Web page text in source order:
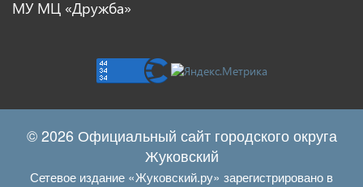
МУ МЦ «Дружба»
© 2026 Официальный сайт городского округа
Жуковский
Сетевое издание «Жуковский.ру» зарегистрировано в